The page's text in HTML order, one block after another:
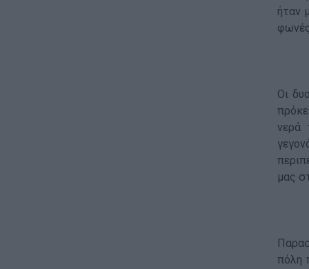
ήταν
Οι
νερά
μας
πόλη